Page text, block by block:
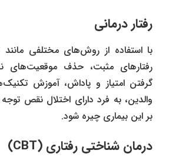
رفتار درمانی
با استفاده از روش‌های مختلفی مانند
رفتارهای مثبت، حذف موقعیت‌های
گرفتن امتیاز و پاداش، آموزش
والدین، به فرد دارای اختلال نقص
بر این بیماری چیره شود.
درمان شناختی رفتاری (CBT)